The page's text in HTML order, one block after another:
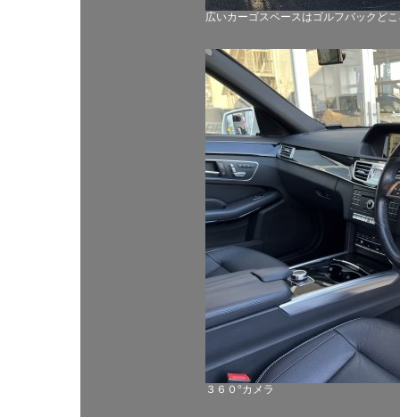
広いカーゴスペースはゴルフバックど
３６０°カメラ